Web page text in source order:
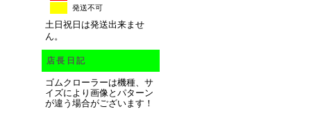
発送不可
土日祝日は発送出来ませ
ん。
店長日記
ゴムクローラーは機種、サ
イズにより画像とパターン
が違う場合がございます！